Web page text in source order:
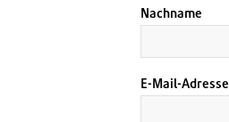
Nachname
E-Mail-Adresse